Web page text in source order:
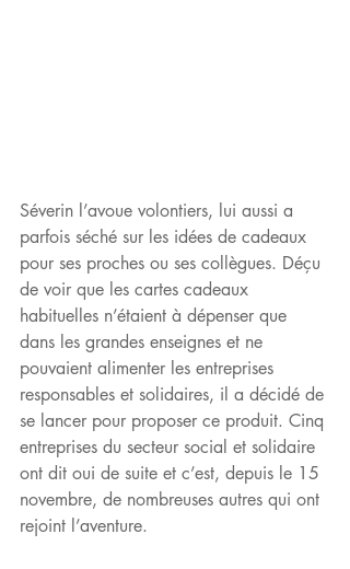
Séverin l’avoue volontiers, lui aussi a
parfois séché sur les idées de cadeaux
pour ses proches ou ses collègues. Déçu
de voir que les cartes cadeaux
habituelles n’étaient à dépenser que
dans les grandes enseignes et ne
pouvaient alimenter les entreprises
responsables et solidaires, il a décidé de
se lancer pour proposer ce produit. Cinq
entreprises du secteur social et solidaire
ont dit oui de suite et c’est, depuis le 15
novembre, de nombreuses autres qui ont
rejoint l’aventure.